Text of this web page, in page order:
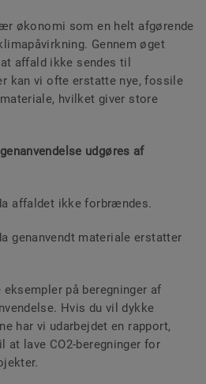
økonomi som en helt afgørende
Gennem øget
affald ikke sendes til
kan vi ofte erstatte nye, fossile
hvilket giver store
udgøres af
affaldet ikke forbrændes.
genanvendt materiale erstatter
på beregninger af
Hvis du vil dykke
har vi udarbejdet en rapport,
at lave CO2-beregninger for